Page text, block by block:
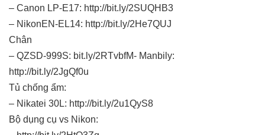
– Canon LP-E17: http://bit.ly/2SUQHB3
– NikonEN-EL14: http://bit.ly/2He7QUJ
Chân
– QZSD-999S: bit.ly/2RTvbfM- Manbily:
http://bit.ly/2JgQf0u
Tủ chống ẩm:
– Nikatei 30L: http://bit.ly/2u1QyS8
Bộ dụng cụ vs Nikon: